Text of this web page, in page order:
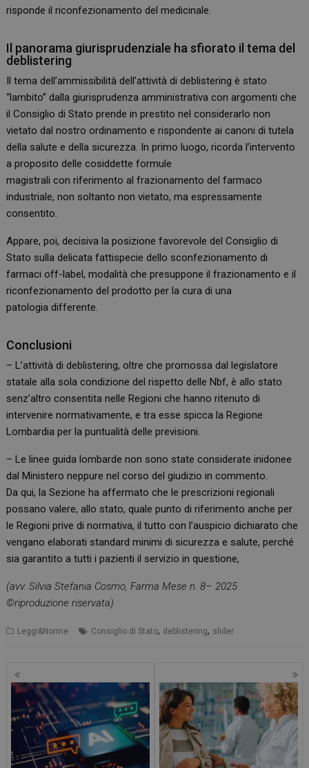
risponde il riconfezionamento del medicinale.
Il panorama giurisprudenziale ha sfiorato il tema del
deblistering
Il tema dell’ammissibilità dell’attività di deblistering è stato
“lambito” dalla giurisprudenza amministrativa con argomenti che
il Consiglio di Stato prende in prestito nel considerarlo non
vietato dal nostro ordinamento e rispondente ai canoni di tutela
della salute e della sicurezza. In primo luogo, ricorda l’intervento
a proposito delle cosiddette formule
magistrali con riferimento al frazionamento del farmaco
industriale, non soltanto non vietato, ma espressamente
consentito.
Appare, poi, decisiva la posizione favorevole del Consiglio di
Stato sulla delicata fattispecie dello sconfezionamento di
farmaci off-label, modalità che presuppone il frazionamento e il
riconfezionamento del prodotto per la cura di una
patologia differente.
Conclusioni
– L’attività di deblistering, oltre che promossa dal legislatore
statale alla sola condizione del rispetto delle Nbf, è allo stato
senz’altro consentita nelle Regioni che hanno ritenuto di
intervenire normativamente, e tra esse spicca la Regione
Lombardia per la puntualità delle previsioni.
– Le linee guida lombarde non sono state considerate inidonee
dal Ministero neppure nel corso del giudizio in commento.
Da qui, la Sezione ha affermato che le prescrizioni regionali
possano valere, allo stato, quale punto di riferimento anche per
le Regioni prive di normativa, il tutto con l’auspicio dichiarato che
vengano elaborati standard minimi di sicurezza e salute, perché
sia garantito a tutti i pazienti il servizio in questione,
(avv. Silvia Stefania Cosmo, Farma Mese n. 8– 2025
©riproduzione riservata)
Leggi&Norme Consiglio di Stato, deblistering, slider
Navigazione
articoli